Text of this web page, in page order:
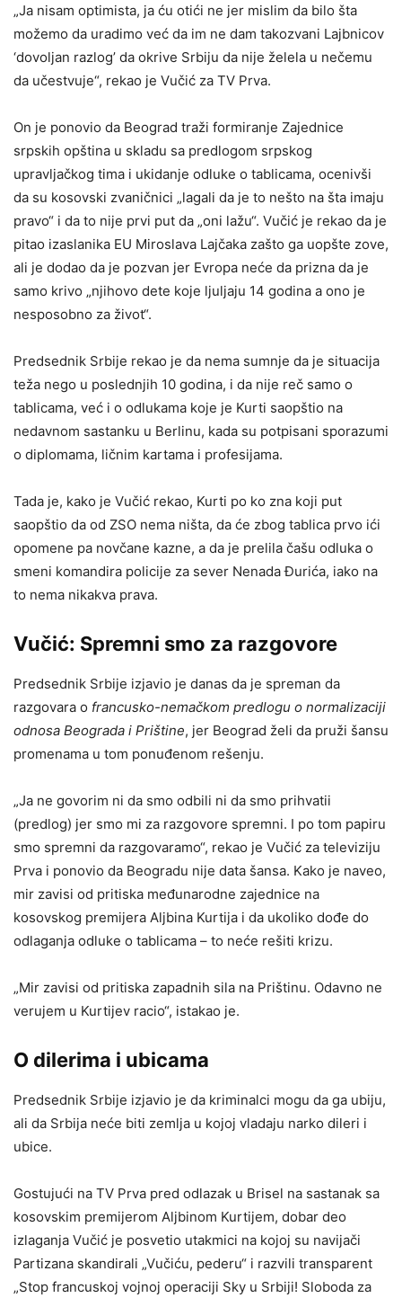
„Ja nisam optimista, ja ću otići ne jer mislim da bilo šta
možemo da uradimo već da im ne dam takozvani Lajbnicov
‘dovoljan razlog’ da okrive Srbiju da nije želela u nečemu
da učestvuje“, rekao je Vučić za TV Prva.
On je ponovio da Beograd traži formiranje Zajednice
srpskih opština u skladu sa predlogom srpskog
upravljačkog tima i ukidanje odluke o tablicama, ocenivši
da su kosovski zvaničnici „lagali da je to nešto na šta imaju
pravo“ i da to nije prvi put da „oni lažu“. Vučić je rekao da je
pitao izaslanika EU Miroslava Lajčaka zašto ga uopšte zove,
ali je dodao da je pozvan jer Evropa neće da prizna da je
samo krivo „njihovo dete koje ljuljaju 14 godina a ono je
nesposobno za život“.
Predsednik Srbije rekao je da nema sumnje da je situacija
teža nego u poslednjih 10 godina, i da nije reč samo o
tablicama, već i o odlukama koje je Kurti saopštio na
nedavnom sastanku u Berlinu, kada su potpisani sporazumi
o diplomama, ličnim kartama i profesijama.
Tada je, kako je Vučić rekao, Kurti po ko zna koji put
saopštio da od ZSO nema ništa, da će zbog tablica prvo ići
opomene pa novčane kazne, a da je prelila čašu odluka o
smeni komandira policije za sever Nenada Đurića, iako na
to nema nikakva prava.
Vučić: Spremni smo za razgovore
Predsednik Srbije izjavio je danas da je spreman da
razgovara o francusko-nemačkom predlogu o normalizaciji
odnosa Beograda i Prištine, jer Beograd želi da pruži šansu
promenama u tom ponuđenom rešenju.
„Ja ne govorim ni da smo odbili ni da smo prihvatii
(predlog) jer smo mi za razgovore spremni. I po tom papiru
smo spremni da razgovaramo“, rekao je Vučić za televiziju
Prva i ponovio da Beogradu nije data šansa. Kako je naveo,
mir zavisi od pritiska međunarodne zajednice na
kosovskog premijera Aljbina Kurtija i da ukoliko dođe do
odlaganja odluke o tablicama – to neće rešiti krizu.
„Mir zavisi od pritiska zapadnih sila na Prištinu. Odavno ne
verujem u Kurtijev racio“, istakao je.
O dilerima i ubicama
Predsednik Srbije izjavio je da kriminalci mogu da ga ubiju,
ali da Srbija neće biti zemlja u kojoj vladaju narko dileri i
ubice.
Gostujući na TV Prva pred odlazak u Brisel na sastanak sa
kosovskim premijerom Aljbinom Kurtijem, dobar deo
izlaganja Vučić je posvetio utakmici na kojoj su navijači
Partizana skandirali „Vučiću, pederu“ i razvili transparent
„Stop francuskoj vojnoj operaciji Sky u Srbiji! Sloboda za